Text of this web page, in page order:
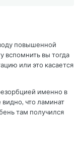
повышенной
вспомнить вы тогда
или это касается
именно в
что ламинат
там получился